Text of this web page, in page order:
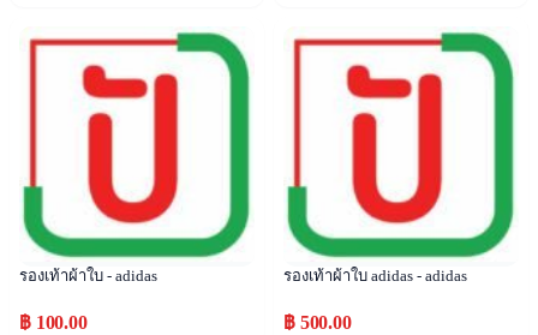
Popular
รองเท้าผ้าใบ - adidas
฿ 100.00
Popular
รองเท้าผ้าใบ adidas - adidas
฿ 500.00